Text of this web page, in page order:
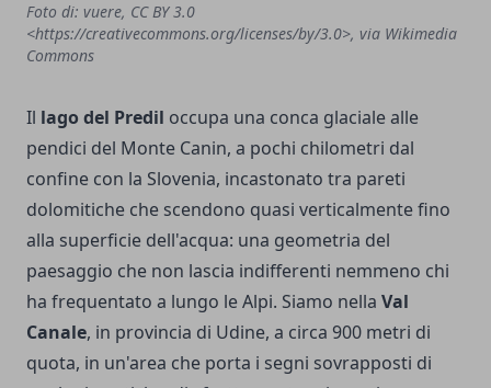
Foto di: vuere, CC BY 3.0
<https://creativecommons.org/licenses/by/3.0>, via Wikimedia
Commons
Il lago del Predil occupa una conca glaciale alle
pendici del Monte Canin, a pochi chilometri dal
confine con la Slovenia, incastonato tra pareti
dolomitiche che scendono quasi verticalmente fino
alla superficie dell'acqua: una geometria del
paesaggio che non lascia indifferenti nemmeno chi
ha frequentato a lungo le Alpi. Siamo nella Val
Canale, in provincia di Udine, a circa 900 metri di
quota, in un'area che porta i segni sovrapposti di